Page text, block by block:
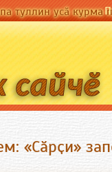
туллин усӑ курма
«Сӑрҫи»